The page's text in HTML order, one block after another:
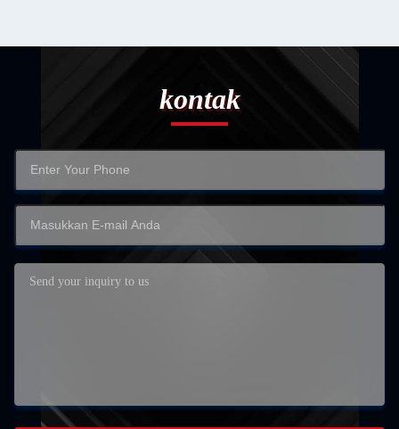
kontak